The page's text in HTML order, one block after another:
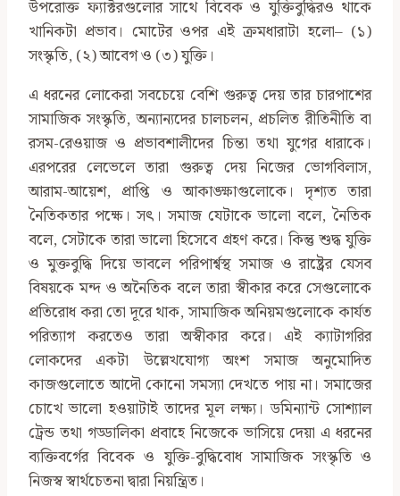
উপরোক্ত ফ্যাক্টরগুলোর সাথে বিবেক ও যুক্তিবুদ্ধিরও থাকে
খানিকটা প্রভাব। মোটের ওপর এই ক্রমধারাটা হলো– (১)
সংস্কৃতি, (২) আবেগ ও (৩) যুক্তি।
এ ধরনের লোকেরা সবচেয়ে বেশি গুরুত্ব দেয় তার চারপাশের
সামাজিক সংস্কৃতি, অন্যান্যদের চালচলন, প্রচলিত রীতিনীতি বা
রসম-রেওয়াজ ও প্রভাবশালীদের চিন্তা তথা যুগের ধারাকে।
এরপরের লেভেলে তারা গুরুত্ব দেয় নিজের ভোগবিলাস,
আরাম-আয়েশ, প্রাপ্তি ও আকাঙ্ক্ষাগুলোকে। দৃশ্যত তারা
নৈতিকতার পক্ষে। সৎ। সমাজ যেটাকে ভালো বলে, নৈতিক
বলে, সেটাকে তারা ভালো হিসেবে গ্রহণ করে। কিন্তু শুদ্ধ যুক্তি
ও মুক্তবুদ্ধি দিয়ে ভাবলে পরিপার্শ্বস্থ সমাজ ও রাষ্ট্রের যেসব
বিষয়কে মন্দ ও অনৈতিক বলে তারা স্বীকার করে সেগুলোকে
প্রতিরোধ করা তো দূরে থাক, সামাজিক অনিয়মগুলোকে কার্যত
পরিত্যাগ করতেও তারা অস্বীকার করে। এই ক্যাটাগরির
লোকদের একটা উল্লেখযোগ্য অংশ সমাজ অনুমোদিত
কাজগুলোতে আদৌ কোনো সমস্যা দেখতে পায় না। সমাজের
চোখে ভালো হওয়াটাই তাদের মূল লক্ষ্য। ডমিন্যান্ট সোশ্যাল
ট্রেন্ড তথা গড্ডালিকা প্রবাহে নিজেকে ভাসিয়ে দেয়া এ ধরনের
ব্যক্তিবর্গের বিবেক ও যুক্তি-বুদ্ধিবোধ সামাজিক সংস্কৃতি ও
নিজস্ব স্বার্থচেতনা দ্বারা নিয়ন্ত্রিত।